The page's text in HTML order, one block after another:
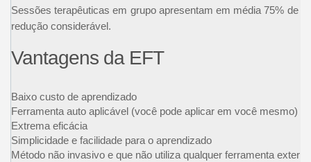
Sessões terapêuticas em grupo apresentam em média 75% de
redução considerável.
Vantagens da EFT
Baixo custo de aprendizado
Ferramenta auto aplicável (você pode aplicar em você mesmo)
Extrema eficácia
Simplicidade e facilidade para o aprendizado
Método não invasivo e que não utiliza qualquer ferramenta